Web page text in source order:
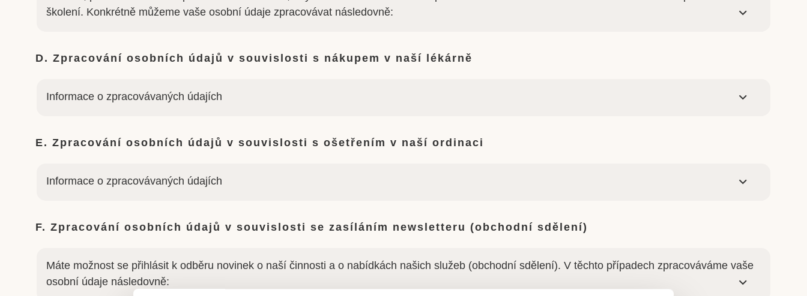
školení. Konkrétně můžeme vaše osobní údaje zpracovávat následovně:
D. Zpracování osobních údajů v souvislosti s nákupem v naší lékárně
Informace o zpracovávaných údajích
E. Zpracování osobních údajů v souvislosti s ošetřením v naší ordinaci
Informace o zpracovávaných údajích
F. Zpracování osobních údajů v souvislosti se zasíláním newsletteru (obchodní sdělení)
Máte možnost se přihlásit k odběru novinek o naší činnosti a o nabídkách našich služeb (obchodní sdělení). V těchto případech zpracováváme vaše
osobní údaje následovně: